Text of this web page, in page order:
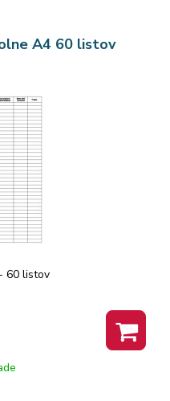
A4 60 listov
60 listov